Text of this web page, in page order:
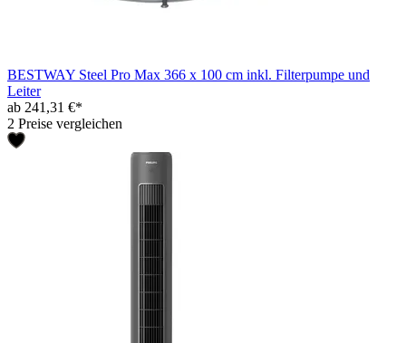
BESTWAY Steel Pro Max 366 x 100 cm inkl. Filterpumpe und
Leiter
ab 241,31 €*
2 Preise vergleichen